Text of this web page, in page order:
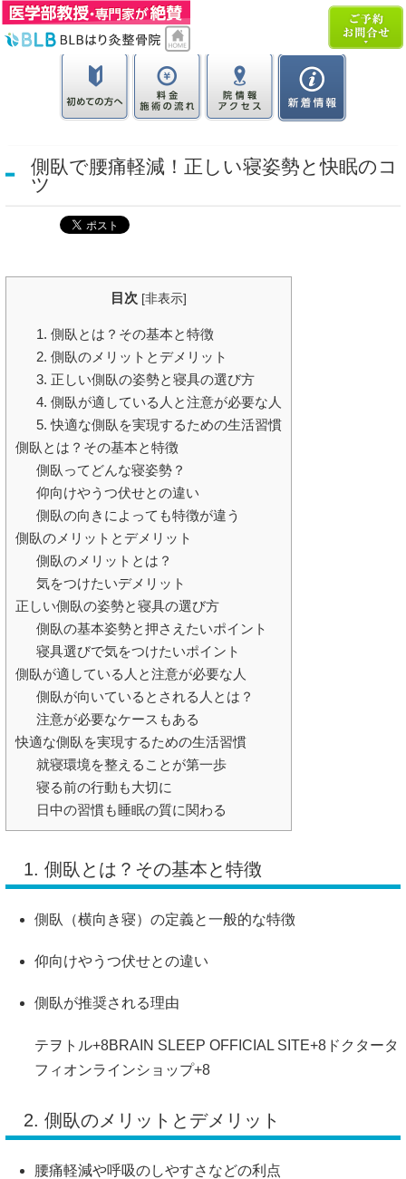
側臥で腰痛軽減！正しい寝姿勢と快眠のコ
ツ
目次 [非表示]
1. 側臥とは？その基本と特徴
2. 側臥のメリットとデメリット
3. 正しい側臥の姿勢と寝具の選び方
4. 側臥が適している人と注意が必要な人
5. 快適な側臥を実現するための生活習慣
側臥とは？その基本と特徴
側臥ってどんな寝姿勢？
仰向けやうつ伏せとの違い
側臥の向きによっても特徴が違う
側臥のメリットとデメリット
側臥のメリットとは？
気をつけたいデメリット
正しい側臥の姿勢と寝具の選び方
側臥の基本姿勢と押さえたいポイント
寝具選びで気をつけたいポイント
側臥が適している人と注意が必要な人
側臥が向いているとされる人とは？
注意が必要なケースもある
快適な側臥を実現するための生活習慣
就寝環境を整えることが第一歩
寝る前の行動も大切に
日中の習慣も睡眠の質に関わる
1. 側臥とは？その基本と特徴
側臥（横向き寝）の定義と一般的な特徴
仰向けやうつ伏せとの違い
側臥が推奨される理由
テヲトル+8BRAIN SLEEP OFFICIAL SITE+8 ドクタータ
フィオンラインショップ+8
2. 側臥のメリットとデメリット
腰痛軽減や呼吸のしやすさなどの利点